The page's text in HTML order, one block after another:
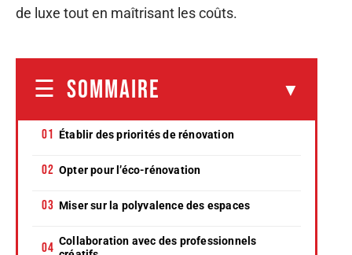
de luxe tout en maîtrisant les coûts.
SOMMAIRE
Établir des priorités de rénovation
Opter pour l’éco-rénovation
Miser sur la polyvalence des espaces
Collaboration avec des professionnels